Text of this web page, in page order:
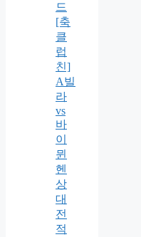
드
[축
클
럽
친]
A빌
라
vs
바
이
뮌
헨
상
대
전
적